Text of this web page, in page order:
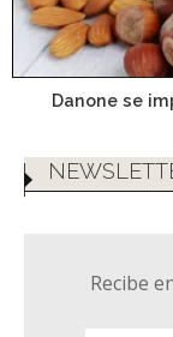
Danone se
Recibe